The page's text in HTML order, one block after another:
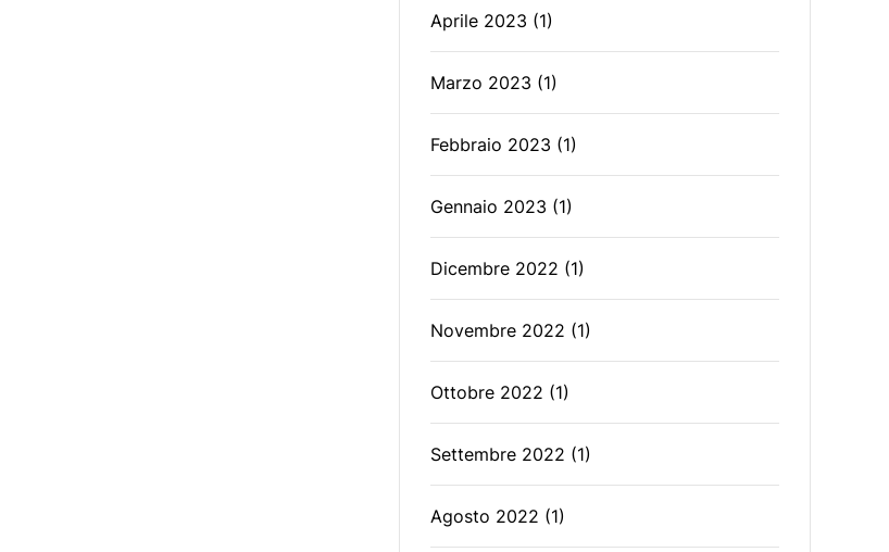
Aprile 2023 (1)
Marzo 2023 (1)
Febbraio 2023 (1)
Gennaio 2023 (1)
Dicembre 2022 (1)
Novembre 2022 (1)
Ottobre 2022 (1)
Settembre 2022 (1)
Agosto 2022 (1)